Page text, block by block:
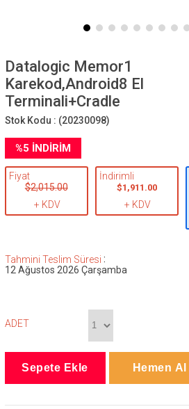
Datalogic Memor1
Karekod,Android8 El
Terminali+Cradle
Stok Kodu : (20230098)
%5 İNDIRIM
Fiyat
$2,015.00
+ KDV
İndirimli
$1,911.00
+ KDV
Tahmini Teslim Süresi :
12 Ağustos 2026 Çarşamba
ADET